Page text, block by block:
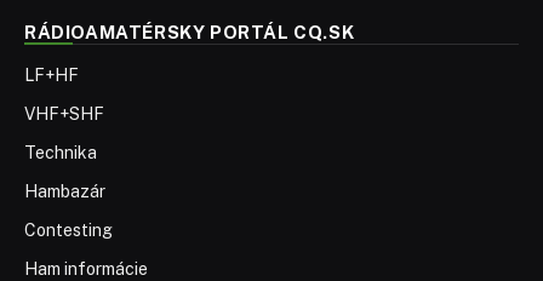
RÁDIOAMATÉRSKY PORTÁL CQ.SK
LF+HF
VHF+SHF
Technika
Hambazár
Contesting
Ham informácie